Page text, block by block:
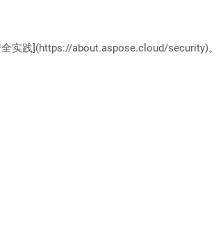
实践](https://about.aspose.cloud/security)。